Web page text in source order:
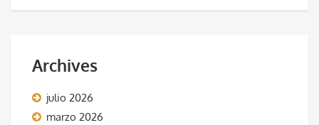
Archives
julio 2026
marzo 2026